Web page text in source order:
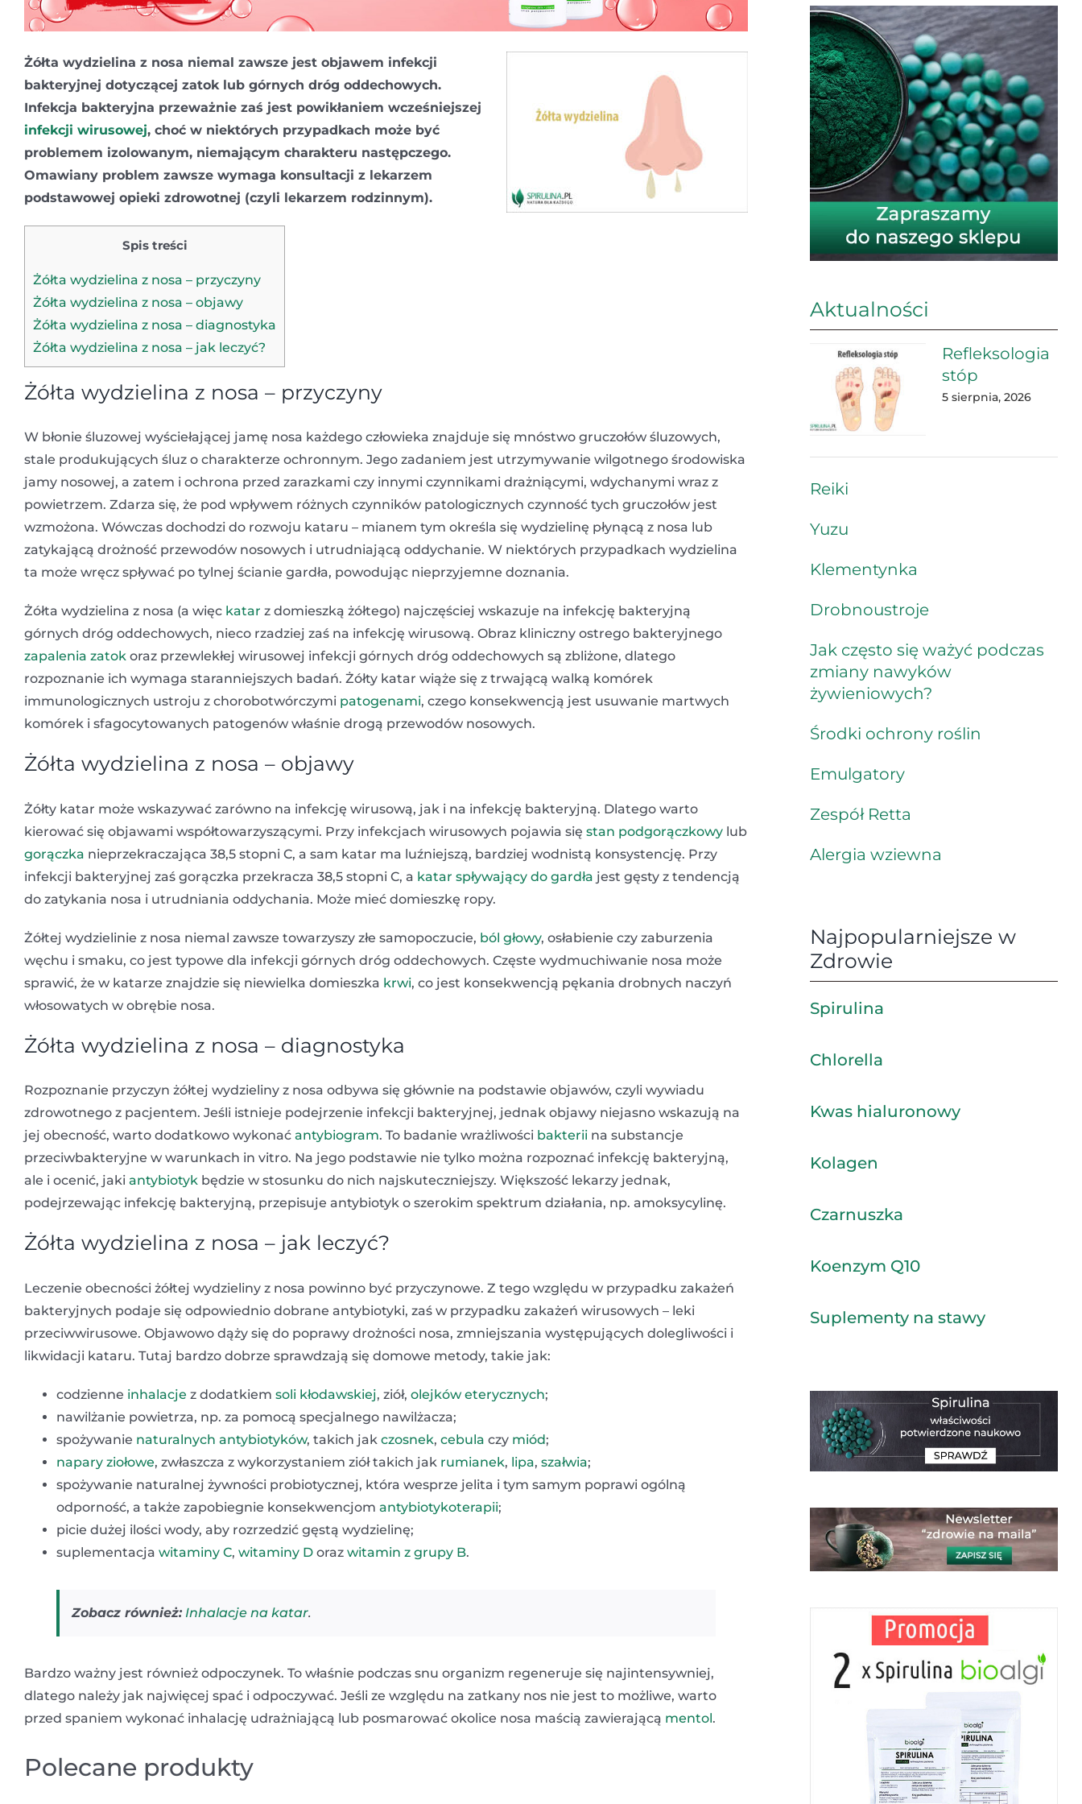
Żółta wydzielina z nosa niemal zawsze jest objawem infekcji
bakteryjnej dotyczącej zatok lub górnych dróg oddechowych.
Infekcja bakteryjna przeważnie zaś jest powikłaniem wcześniejszej
infekcji wirusowej, choć w niektórych przypadkach może być
problemem izolowanym, niemającym charakteru następczego.
Omawiany problem zawsze wymaga konsultacji z lekarzem
podstawowej opieki zdrowotnej (czyli lekarzem rodzinnym).
Spis treści
Żółta wydzielina z nosa – przyczyny
Żółta wydzielina z nosa – objawy
Żółta wydzielina z nosa – diagnostyka
Żółta wydzielina z nosa – jak leczyć?
Żółta wydzielina z nosa – przyczyny
W błonie śluzowej wyściełającej jamę nosa każdego człowieka znajduje się mnóstwo gruczołów śluzowych,
stale produkujących śluz o charakterze ochronnym. Jego zadaniem jest utrzymywanie wilgotnego środowiska
jamy nosowej, a zatem i ochrona przed zarazkami czy innymi czynnikami drażniącymi, wdychanymi wraz z
powietrzem. Zdarza się, że pod wpływem różnych czynników patologicznych czynność tych gruczołów jest
wzmożona. Wówczas dochodzi do rozwoju kataru – mianem tym określa się wydzielinę płynącą z nosa lub
zatykającą drożność przewodów nosowych i utrudniającą oddychanie. W niektórych przypadkach wydzielina
ta może wręcz spływać po tylnej ścianie gardła, powodując nieprzyjemne doznania.
Żółta wydzielina z nosa (a więc katar z domieszką żółtego) najczęściej wskazuje na infekcję bakteryjną
górnych dróg oddechowych, nieco rzadziej zaś na infekcję wirusową. Obraz kliniczny ostrego bakteryjnego
zapalenia zatok oraz przewlekłej wirusowej infekcji górnych dróg oddechowych są zbliżone, dlatego
rozpoznanie ich wymaga staranniejszych badań. Żółty katar wiąże się z trwającą walką komórek
immunologicznych ustroju z chorobotwórczymi patogenami, czego konsekwencją jest usuwanie martwych
komórek i sfagocytowanych patogenów właśnie drogą przewodów nosowych.
Żółta wydzielina z nosa – objawy
Żółty katar może wskazywać zarówno na infekcję wirusową, jak i na infekcję bakteryjną. Dlatego warto
kierować się objawami współtowarzyszącymi. Przy infekcjach wirusowych pojawia się stan podgorączkowy lub
gorączka nieprzekraczająca 38,5 stopni C, a sam katar ma luźniejszą, bardziej wodnistą konsystencję. Przy
infekcji bakteryjnej zaś gorączka przekracza 38,5 stopni C, a katar spływający do gardła jest gęsty z tendencją
do zatykania nosa i utrudniania oddychania. Może mieć domieszkę ropy.
Żółtej wydzielinie z nosa niemal zawsze towarzyszy złe samopoczucie, ból głowy, osłabienie czy zaburzenia
węchu i smaku, co jest typowe dla infekcji górnych dróg oddechowych. Częste wydmuchiwanie nosa może
sprawić, że w katarze znajdzie się niewielka domieszka krwi, co jest konsekwencją pękania drobnych naczyń
włosowatych w obrębie nosa.
Żółta wydzielina z nosa – diagnostyka
Rozpoznanie przyczyn żółtej wydzieliny z nosa odbywa się głównie na podstawie objawów, czyli wywiadu
zdrowotnego z pacjentem. Jeśli istnieje podejrzenie infekcji bakteryjnej, jednak objawy niejasno wskazują na
jej obecność, warto dodatkowo wykonać antybiogram. To badanie wrażliwości bakterii na substancje
przeciwbakteryjne w warunkach in vitro. Na jego podstawie nie tylko można rozpoznać infekcję bakteryjną,
ale i ocenić, jaki antybiotyk będzie w stosunku do nich najskuteczniejszy. Większość lekarzy jednak,
podejrzewając infekcję bakteryjną, przepisuje antybiotyk o szerokim spektrum działania, np. amoksycylinę.
Żółta wydzielina z nosa – jak leczyć?
Leczenie obecności żółtej wydzieliny z nosa powinno być przyczynowe. Z tego względu w przypadku zakażeń
bakteryjnych podaje się odpowiednio dobrane antybiotyki, zaś w przypadku zakażeń wirusowych – leki
przeciwwirusowe. Objawowo dąży się do poprawy drożności nosa, zmniejszania występujących dolegliwości i
likwidacji kataru. Tutaj bardzo dobrze sprawdzają się domowe metody, takie jak:
codzienne inhalacje z dodatkiem soli kłodawskiej, ziół, olejków eterycznych;
nawilżanie powietrza, np. za pomocą specjalnego nawilżacza;
spożywanie naturalnych antybiotyków, takich jak czosnek, cebula czy miód;
napary ziołowe, zwłaszcza z wykorzystaniem ziół takich jak rumianek, lipa, szałwia;
spożywanie naturalnej żywności probiotycznej, która wesprze jelita i tym samym poprawi ogólną
odporność, a także zapobiegnie konsekwencjom antybiotykoterapii;
picie dużej ilości wody, aby rozrzedzić gęstą wydzielinę;
suplementacja witaminy C, witaminy D oraz witamin z grupy B.
Zobacz również: Inhalacje na katar.
Bardzo ważny jest również odpoczynek. To właśnie podczas snu organizm regeneruje się najintensywniej,
dlatego należy jak najwięcej spać i odpoczywać. Jeśli ze względu na zatkany nos nie jest to możliwe, warto
przed spaniem wykonać inhalację udrażniającą lub posmarować okolice nosa maścią zawierającą mentol.
Polecane produkty
Aktualności
Refleksologia
stóp
5 sierpnia, 2026
Reiki
Yuzu
Klementynka
Drobnoustroje
Jak często się ważyć podczas
zmiany nawyków
żywieniowych?
Środki ochrony roślin
Emulgatory
Zespół Retta
Alergia wziewna
Najpopularniejsze w
Zdrowie
Spirulina
Chlorella
Kwas hialuronowy
Kolagen
Czarnuszka
Koenzym Q10
Suplementy na stawy